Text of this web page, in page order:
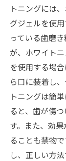
トニングには
グジェルを使
っている歯磨
が、ホワイト
を使用する場
ら口に装着し
トニングは簡
ると、歯が傷
す。また、効
ることも禁物
し、正しい方